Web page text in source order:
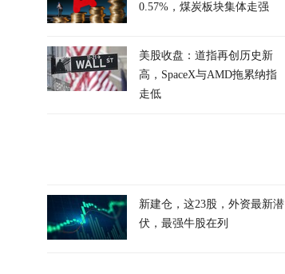
0.57%，煤炭板块集体走强
美股收盘：道指再创历史新
高，SpaceX与AMD拖累纳指
走低
新建仓，这23股，外资最新潜
伏，最强牛股在列